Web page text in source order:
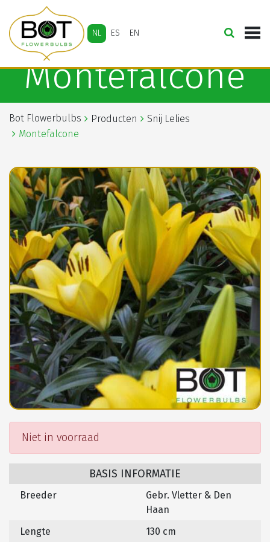
NL ES EN
Montefalcone
Bot Flowerbulbs Producten
Snij Lelies
Montefalcone
Niet in voorraad
BASIS INFORMATIE
Breeder
Gebr. Vletter & Den
Haan
Lengte
130 cm